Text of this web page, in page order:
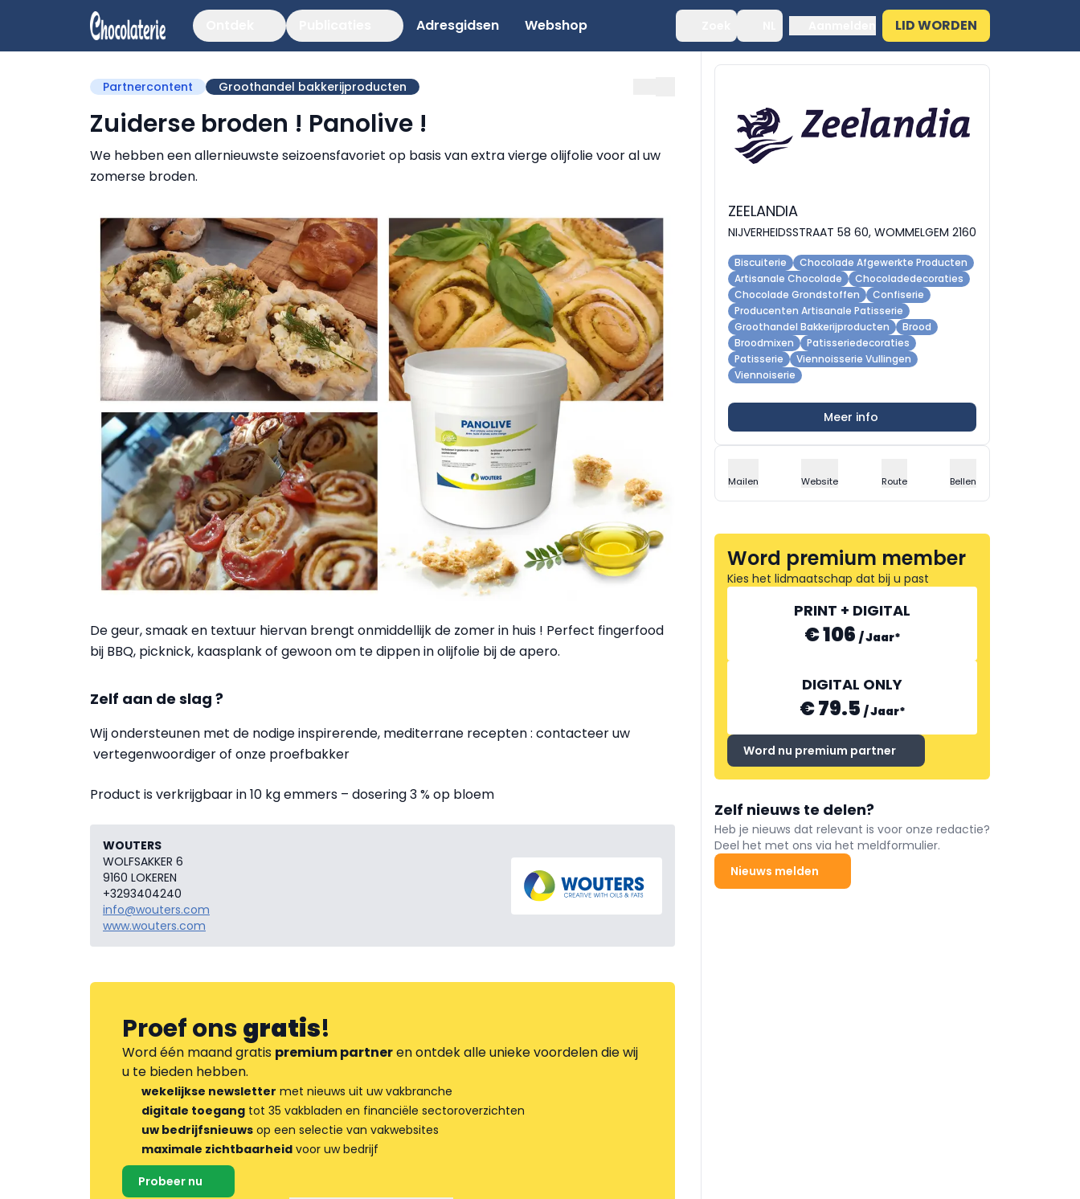
Adresgidsen Webshop LID WORDEN
Partnercontent Groothandel bakkerijproducten
Zuiderse broden ! Panolive !
We hebben een allernieuwste seizoensfavoriet op basis van extra vierge olijfolie voor al uw
zomerse broden.
De geur, smaak en textuur hiervan brengt onmiddellijk de zomer in huis ! Perfect fingerfood
bij BBQ, picknick, kaasplank of gewoon om te dippen in olijfolie bij de apero.
Zelf aan de slag ?
Wij ondersteunen met de nodige inspirerende, mediterrane recepten : contacteer uw
vertegenwoordiger of onze proefbakker
Product is verkrijgbaar in 10 kg emmers – dosering 3 % op bloem
WOUTERS
WOLFSAKKER 6
9160 LOKEREN
+3293404240
info@wouters.com
www.wouters.com
Proef onsgratis!
Word één maand gratis premium partneren ontdek alle unieke voordelen die wij
u te bieden hebben.
wekelijkse newsletter met nieuws uit uw vakbranche
digitale toegang tot 35 vakbladen en financiële sectoroverzichten
uw bedrijfsnieuws op een selectie van vakwebsites
maximale zichtbaarheid voor uw bedrijf
Probeer nu
ZEELANDIA
NIJVERHEIDSSTRAAT 58 60, WOMMELGEM 2160
Biscuiterie
Chocolade Afgewerkte Producten
Artisanale Chocolade
Chocoladedecoraties
Chocolade Grondstoffen
Confiserie
Producenten Artisanale Patisserie
Groothandel Bakkerijproducten
Brood
Broodmixen
Patisseriedecoraties
Patisserie
Viennoisserie Vullingen
Viennoiserie
Meer info
Mailen Website Route Bellen
Word premium member
Kies het lidmaatschap dat bij u past
PRINT + DIGITAL
€ 106 /Jaar*
DIGITAL ONLY
€ 79.5 /Jaar*
Word nu premium partner
Zelf nieuws te delen?
Heb je nieuws dat relevant is voor onze redactie?
Deel het met ons via het meldformulier.
Nieuws melden